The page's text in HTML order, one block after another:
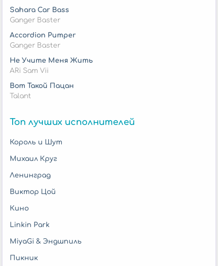
Sahara Car Bass
Ganger Baster
Accordion Pumper
Ganger Baster
Не Учите Меня Жить
ARi Sam Vii
Вот Такой Пацан
Talant
Топ лучших исполнителей
Король и Шут
Михаил Круг
Ленинград
Виктор Цой
Кино
Linkin Park
MiyaGi & Эндшпиль
Пикник